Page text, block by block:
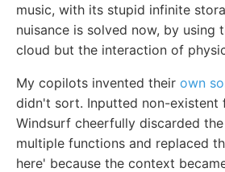
music, with its stupid infinite
nuisance is solved now, by using
cloud but the interaction of
My copilots invented their own
didn't sort. Inputted non-existent
Windsurf cheerfully discarded
multiple functions and replaced
here' because the context